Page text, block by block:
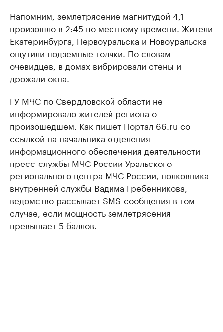
Напомним, землетрясение магнитудой 4,1
произошло в 2:45 по местному времени. Жители
Екатеринбурга, Первоуральска и Новоуральска
ощутили подземные толчки. По словам
очевидцев, в домах вибрировали стены и
дрожали окна.
ГУ МЧС по Свердловской области не
информировало жителей региона о
произошедшем. Как пишет Портал 66.ru со
ссылкой на начальника отделения
информационного обеспечения деятельности
пресс-службы МЧС России Уральского
регионального центра МЧС России, полковника
внутренней службы Вадима Гребенникова,
ведомство рассылает SMS-сообщения в том
случае, если мощность землетрясения
превышает 5 баллов.